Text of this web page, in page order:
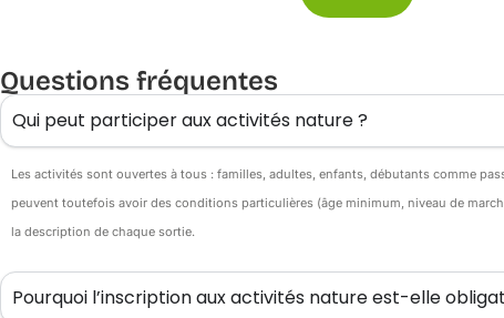
Questions fréquentes
Qui peut participer aux activités nature ?
Les activités sont ouvertes à tous : familles, adultes, enfants, débutants comme
peuvent toutefois avoir des conditions particulières (âge minimum, niveau de
la description de chaque sortie.
Pourquoi l’inscription aux activités nature est-elle